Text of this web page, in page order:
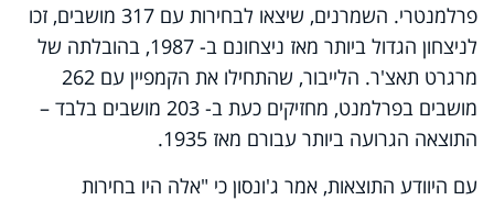
פרלמנטרי. השמרנים, שיצאו לבחירות עם 317 מושבים, זכו
לניצחון הגדול ביותר מאז ניצחונם ב- 1987, בהובלתה של
מרגרט תאצ'ר. הלייבור, שהתחילו את הקמפיין עם 262
מושבים בפרלמנט, מחזיקים כעת ב- 203 מושבים בלבד –
התוצאה הגרועה ביותר עבורם מאז 1935.
עם היוודע התוצאות, אמר ג'ונסון כי "אלה היו בחירות